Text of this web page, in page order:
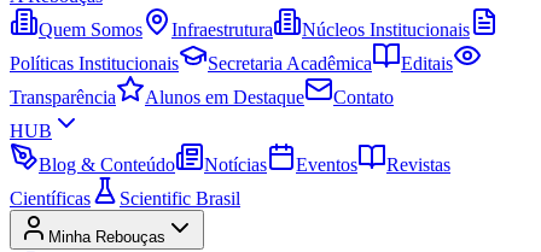
Quem Somos
Infraestrutura
Núcleos Institucionais
Políticas Institucionais
Secretaria Acadêmica
Editais
Transparência
Alunos em Destaque
Contato
HUB
Blog & Conteúdo
Notícias Eventos
Revistas
Científicas
Scientific Brasil
Minha Rebouças